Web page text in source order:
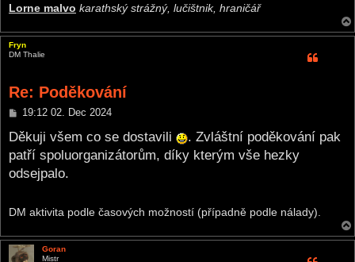
Lorne malvo karathský strážný, lučištnik, hraničář
Fryn
DM Thalie
Re: Poděkování
P
s
19:12 02. Dec 2024
Děkuji všem co se dostavili
. Zvláštní poděkování pak
patří spoluorganizátorům, díky kterým vše hezky
odsejpalo.
DM aktivita podle časových možností (případně podle nálady).
Goran
Mistr